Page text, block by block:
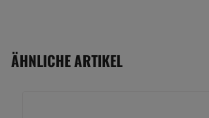
ÄHNLICHE ARTIKEL